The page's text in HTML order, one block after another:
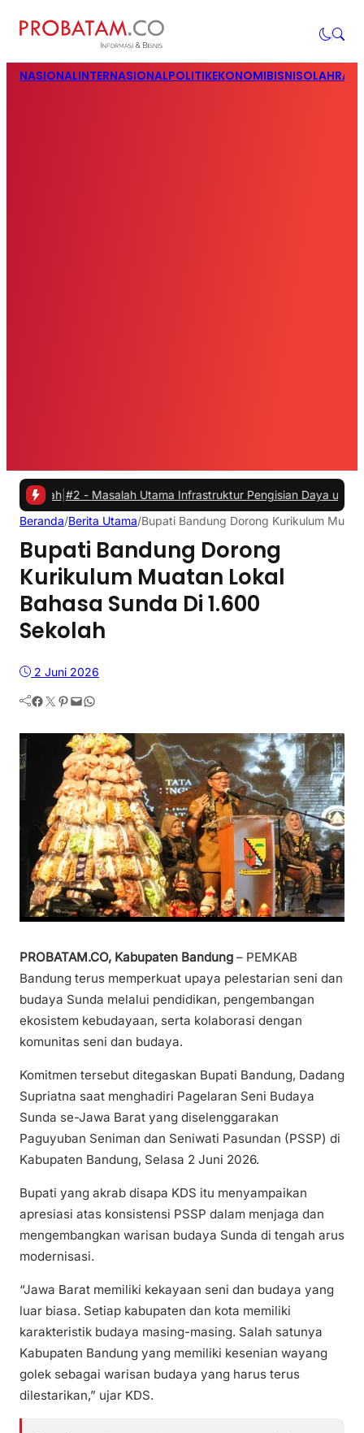
NASIONALINTERNASIONALPOLITIKEKONOMIBISNIS
Masalah Utama Infrastruktur Pengisian Daya untuk Mobil
Beranda/Berita Utama/Bupati Bandung Dorong Kurikulum
Bupati Bandung Dorong
Kurikulum Muatan Lokal
Bahasa Sunda Di 1.600
Sekolah
2 Juni 2026
Facebook Twitter Pinterest Mail WhatsApp
PROBATAM.CO, Kabupaten Bandung – PEMKAB
Bandung terus memperkuat upaya pelestarian seni dan
budaya Sunda melalui pendidikan, pengembangan
ekosistem kebudayaan, serta kolaborasi dengan
komunitas seni dan budaya.
Komitmen tersebut ditegaskan Bupati Bandung, Dadang
Supriatna saat menghadiri Pagelaran Seni Budaya
Sunda se-Jawa Barat yang diselenggarakan
Paguyuban Seniman dan Seniwati Pasundan (PSSP) di
Kabupaten Bandung, Selasa 2 Juni 2026.
Bupati yang akrab disapa KDS itu menyampaikan
apresiasi atas konsistensi PSSP dalam menjaga dan
mengembangkan warisan budaya Sunda di tengah arus
modernisasi.
“Jawa Barat memiliki kekayaan seni dan budaya yang
luar biasa. Setiap kabupaten dan kota memiliki
karakteristik budaya masing-masing. Salah satunya
Kabupaten Bandung yang memiliki kesenian wayang
golek sebagai warisan budaya yang harus terus
dilestarikan,” ujar KDS.